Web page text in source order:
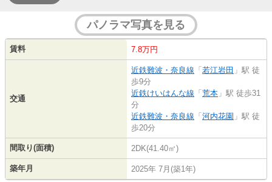
パノラマ写真を見る
賃料 7.8万円
交通
近鉄難波・奈良線 「 若江岩田 」駅 徒
歩9分
近鉄けいはんな線 「 荒本 」駅 徒歩31
分
近鉄難波・奈良線 「 河内花園 」駅 徒
歩20分
間取り(面積) 2DK(41.40㎡)
築年月 2025年 7月(築1年)